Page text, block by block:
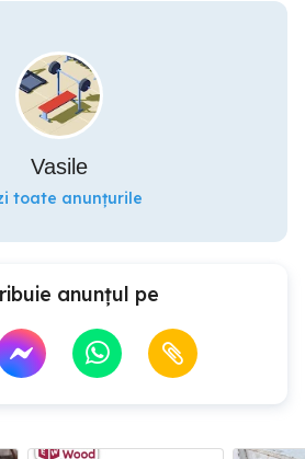
Vasile
toate anunțurile
anunțul pe